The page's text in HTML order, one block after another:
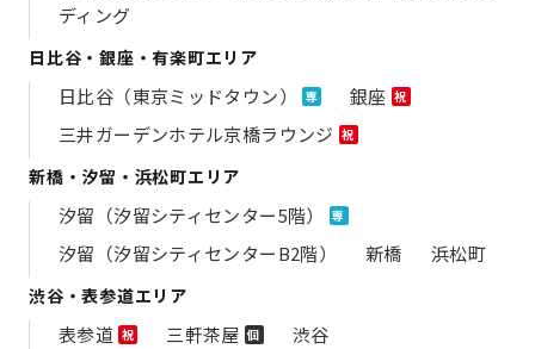
ディング
日比谷・銀座・有楽町エリア
日比谷（東京ミッドタウン） 専 銀座 祝
三井ガーデンホテル京橋ラウンジ 祝
新橋・汐留・浜松町エリア
汐留（汐留シティセンター5階） 専
汐留（汐留シティセンターB2階） 新橋 浜松町
渋谷・表参道エリア
表参道 祝 三軒茶屋 個
渋谷